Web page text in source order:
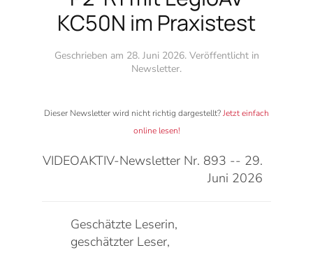
KC50N im Praxistest
Geschrieben am 28. Juni 2026. Veröffentlicht in
Newsletter.
Dieser Newsletter wird nicht richtig dargestellt?Jetzt einfach
online lesen!
VIDEOAKTIV-Newsletter Nr. 893 -- 29.
Juni 2026
Geschätzte Leserin,
geschätzter Leser,